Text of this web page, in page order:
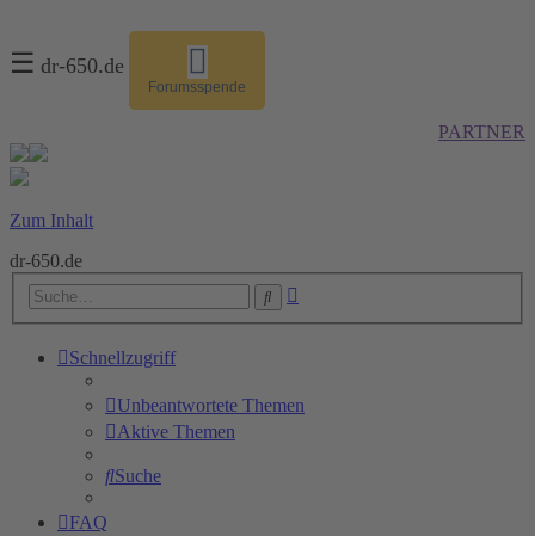
☰ dr-650.de
Forumsspende
PARTNER
Zum Inhalt
dr-650.de
Suche
Schnellzugriff
Unbeantwortete Themen
Aktive Themen
Suche
FAQ